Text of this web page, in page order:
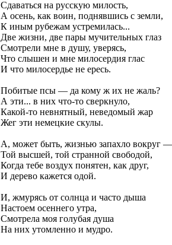
Сдаваться на русскую милость,
А осень, как воин, поднявшись с земли,
К иным рубежам устремилась...
Две жизни, две пары мучительных глаз
Смотрели мне в душу, уверясь,
Что слышен и мне милосердия глас
И что милосердье не ересь.
Побитые псы — да кому ж их не жаль?
А эти... в них что-то сверкнуло,
Какой-то невнятный, неведомый жар
Жег эти немецкие скулы.
А, может быть, жизнью запахло вокруг —
Той высшей, той странной свободой,
Когда тебе воздух понятен, как друг,
И дерево кажется одой.
И, жмурясь от солнца и часто дыша
Настоем осеннего утра,
Смотрела моя голубая душа
На них утомленно и мудро.